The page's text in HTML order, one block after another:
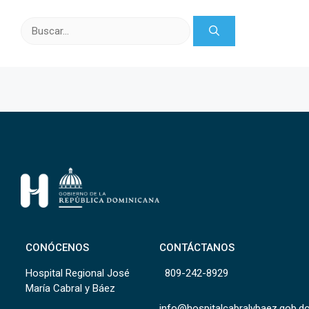
CONÓCENOS
Hospital Regional José
María Cabral y Báez
CONTÁCTANOS
809-242-8929